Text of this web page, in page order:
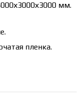
мм.
пленка.